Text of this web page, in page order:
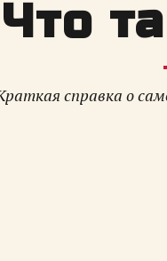
Что
справка о